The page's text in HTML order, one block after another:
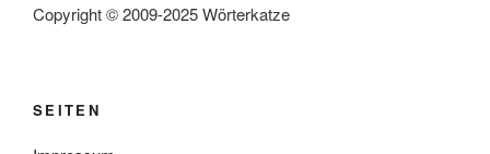
Copyright © 2009-2025 Wörterkatze
SEITEN